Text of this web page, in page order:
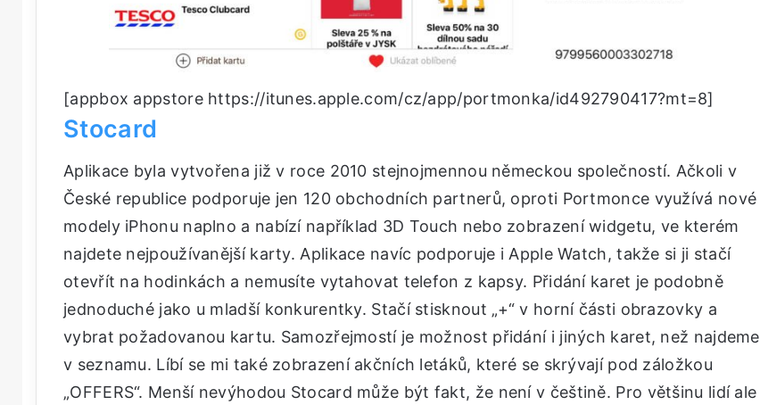
[appbox appstore https://itunes.apple.com/cz/app/portmonka/id492790417?mt=8]
Stocard
Aplikace byla vytvořena již v roce 2010 stejnojmennou německou společností. Ačkoli v
České republice podporuje jen 120 obchodních partnerů, oproti Portmonce využívá nové
modely iPhonu naplno a nabízí například 3D Touch nebo zobrazení widgetu, ve kterém
najdete nejpoužívanější karty. Aplikace navíc podporuje i Apple Watch, takže si ji stačí
otevřít na hodinkách a nemusíte vytahovat telefon z kapsy. Přidání karet je podobně
jednoduché jako u mladší konkurentky. Stačí stisknout „+“ v horní části obrazovky a
vybrat požadovanou kartu. Samozřejmostí je možnost přidání i jiných karet, než najdeme
v seznamu. Líbí se mi také zobrazení akčních letáků, které se skrývají pod záložkou
„OFFERS“. Menší nevýhodou Stocard může být fakt, že není v češtině. Pro většinu lidí ale